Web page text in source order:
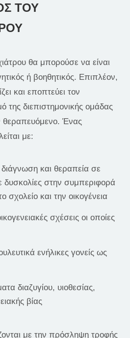
ΤΟΥ
θα μπορούσε να είναι
ή βοηθητικός. Επιπλέον,
και εποπτεύει τον
της διεπιστημονικής ομάδας
θεραπευόμενο. Ένας
με:
και θεραπεία σε
δυσκολίες στην συμπεριφορά
σχολείο και την οικογένεια
σχέσεις οι οποίες
ενήλικες γονείς ως
διαζυγίου, υιοθεσίας,
βίας
με την πρόσληψη τροφής